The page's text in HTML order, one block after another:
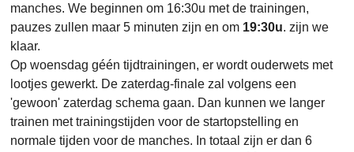
manches. We beginnen om 16:30u met de trainingen,
pauzes zullen maar 5 minuten zijn en om 19:30u. zijn we
klaar.
Op woensdag géén tijdtrainingen, er wordt ouderwets met
lootjes gewerkt. De zaterdag-finale zal volgens een
'gewoon' zaterdag schema gaan. Dan kunnen we langer
trainen met trainingstijden voor de startopstelling en
normale tijden voor de manches. In totaal zijn er dan 6